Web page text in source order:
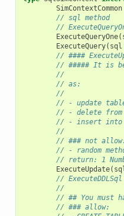
SimContextCommon
// sql method
//
ExecuteQueryOne(
ExecuteQuery( sql
// ####
// ##### It is
//
// as:
//
// - update table
// - delete from
// - insert into
//
// ### not
// - random
// return: 1
ExecuteUpdate(
//
//
// ## You must
// ### allow: